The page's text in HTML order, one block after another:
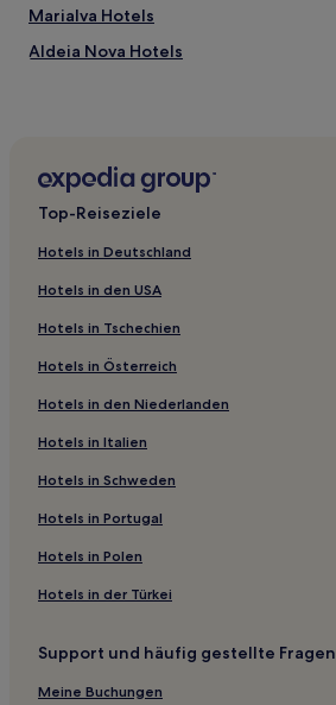
Marialva Hotels
Aldeia Nova Hotels
Cogula Hotels
Moreira de Rei Hotels
Fiães Hotels
Freches Hotels
Castelo Rodrigo Hotels
Top-Reiseziele
Hotels in Deutschland
Hotels in den USA
Hotels in Tschechien
Hotels in Österreich
Hotels in den Niederlanden
Hotels in Italien
Hotels in Schweden
Hotels in Portugal
Hotels in Polen
Hotels in der Türkei
Support und häufig gestellte Fragen
Meine Buchungen